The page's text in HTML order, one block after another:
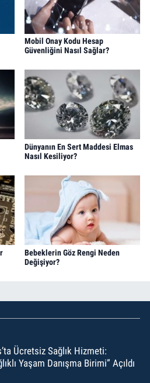
Mobil Onay Kodu Hesap
Güvenliğini Nasıl Sağlar?
Dünyanın En Sert Maddesi Elmas
Nasıl Kesiliyor?
Bebeklerin Göz Rengi Neden
Değişiyor?
Ücretsiz Sağlık Hizmeti:
Yaşam Danışma Birimi” Açıldı